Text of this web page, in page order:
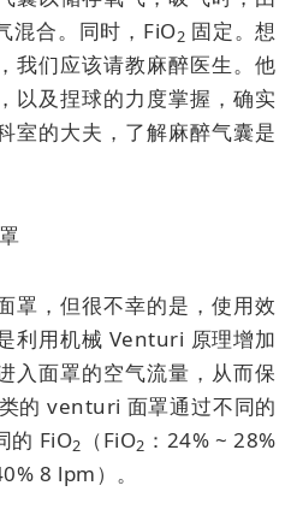
混合。同时，FiO2 固定。想
我们应该请教麻醉医生。他
以及捏球的力度掌握，确实
室的大夫，了解麻醉气囊是
罩，但很不幸的是，使用效
利用机械 Venturi 原理增加
入面罩的空气流量，从而保
的 venturi 面罩通过不同的
的 FiO2 （FiO2 ：24% ~ 28%
8 lpm）。